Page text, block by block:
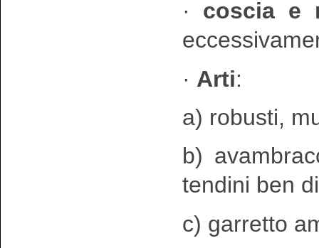
· coscia e
· Arti:
a) robusti,
b)
tendini ben
c) garretto